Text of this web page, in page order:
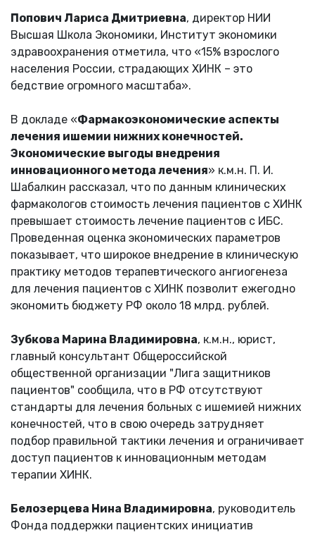
Попович Лариса Дмитриевна, директор НИИ
Высшая Школа Экономики, Институт экономики
здравоохранения отметила, что «15% взрослого
населения России, страдающих ХИНК – это
бедствие огромного масштаба».
В докладе «Фармакоэкономические аспекты
лечения ишемии нижних конечностей.
Экономические выгоды внедрения
инновационного метода лечения» к.м.н. П. И.
Шабалкин рассказал, что по данным клинических
фармакологов стоимость лечения пациентов с ХИНК
превышает стоимость лечение пациентов с ИБС.
Проведенная оценка экономических параметров
показывает, что широкое внедрение в клиническую
практику методов терапевтического ангиогенеза
для лечения пациентов с ХИНК позволит ежегодно
экономить бюджету РФ около 18 млрд. рублей.
Зубкова Марина Владимировна, к.м.н., юрист,
главный консультант Общероссийской
общественной организации "Лига защитников
пациентов" сообщила, что в РФ отсутствуют
стандарты для лечения больных с ишемией нижних
конечностей, что в свою очередь затрудняет
подбор правильной тактики лечения и ограничивает
доступ пациентов к инновационным методам
терапии ХИНК.
Белозерцева Нина Владимировна, руководитель
Фонда поддержки пациентских инициатив